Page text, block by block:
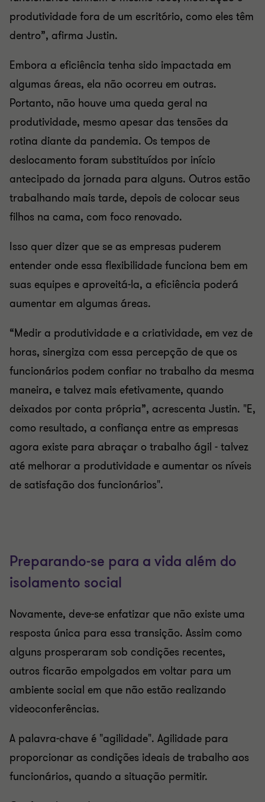
produtividade fora de um escritório, como eles têm
dentro”, afirma Justin.
Embora a eficiência tenha sido impactada em
algumas áreas, ela não ocorreu em outras.
Portanto, não houve uma queda geral na
produtividade, mesmo apesar das tensões da
rotina diante da pandemia. Os tempos de
deslocamento foram substituídos por início
antecipado da jornada para alguns. Outros estão
trabalhando mais tarde, depois de colocar seus
filhos na cama, com foco renovado.
Isso quer dizer que se as empresas puderem
entender onde essa flexibilidade funciona bem em
suas equipes e aproveitá-la, a eficiência poderá
aumentar em algumas áreas.
“Medir a produtividade e a criatividade, em vez de
horas, sinergiza com essa percepção de que os
funcionários podem confiar no trabalho da mesma
maneira, e talvez mais efetivamente, quando
deixados por conta própria”, acrescenta Justin. "E,
como resultado, a confiança entre as empresas
agora existe para abraçar o trabalho ágil - talvez
até melhorar a produtividade e aumentar os níveis
de satisfação dos funcionários".
Preparando-se para a vida além do
isolamento social
Novamente, deve-se enfatizar que não existe uma
resposta única para essa transição. Assim como
alguns prosperaram sob condições recentes,
outros ficarão empolgados em voltar para um
ambiente social em que não estão realizando
videoconferências.
A palavra-chave é "agilidade". Agilidade para
proporcionar as condições ideais de trabalho aos
funcionários, quando a situação permitir.